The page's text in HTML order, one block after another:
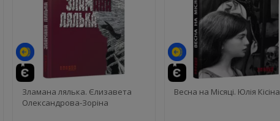
Зламана лялька. Єлизавета
Олександрова-Зоріна
Весна на Місяці. Юлія Кісіна